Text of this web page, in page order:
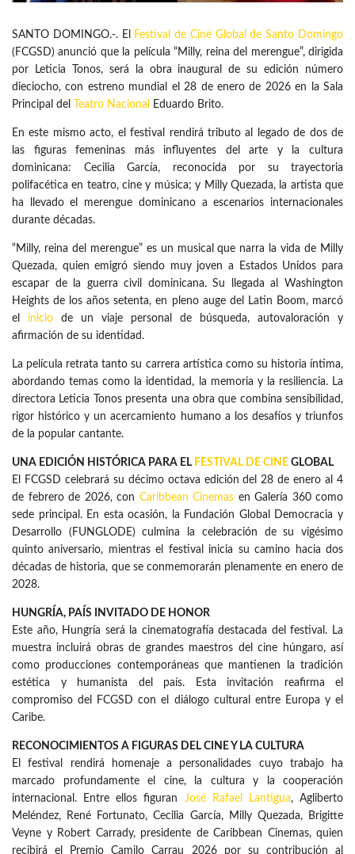
SANTO DOMINGO.-. El
Festival de Cine Global de Santo Domingo
(FCGSD) anunció que la película “Milly, reina del merengue”, dirigida
por Leticia Tonos, será la obra inaugural de su edición número
dieciocho, con estreno mundial el 28 de enero de 2026 en la Sala
Principal del
Teatro Nacional Eduardo Brito.
En este mismo acto, el festival rendirá tributo al legado de dos de
las figuras femeninas más influyentes del arte y la cultura
dominicana: Cecilia García, reconocida por su trayectoria
polifacética en teatro, cine y música; y Milly Quezada, la artista que
ha llevado el merengue dominicano a escenarios internacionales
durante décadas.
“Milly, reina del merengue” es un musical que narra la vida de Milly
Quezada, quien emigró siendo muy joven a Estados Unidos para
escapar de la guerra civil dominicana. Su llegada al Washington
Heights de los años setenta, en pleno auge del Latin Boom, marcó
el inicio de un viaje personal de búsqueda, autovaloración y
afirmación de su identidad.
La película retrata tanto su carrera artística como su historia íntima,
abordando temas como la identidad, la memoria y la resiliencia. La
directora Leticia Tonos presenta una obra que combina sensibilidad,
rigor histórico y un acercamiento humano a los desafíos y triunfos
de la popular cantante.
UNA EDICIÓN HISTÓRICA PARA EL FESTIVAL DE CINE GLOBAL
El FCGSD celebrará su décimo octava edición del 28 de enero al 4
de febrero de 2026, con Caribbean Cinemas en Galería 360 como
sede principal. En esta ocasión, la Fundación Global Democracia y
Desarrollo (FUNGLODE) culmina la celebración de su vigésimo
quinto aniversario, mientras el festival inicia su camino hacia dos
décadas de historia, que se conmemorarán plenamente en enero de
2028.
HUNGRÍA, PAÍS INVITADO DE HONOR
Este año, Hungría será la cinematografía destacada del festival. La
muestra incluirá obras de grandes maestros del cine húngaro, así
como producciones contemporáneas que mantienen la tradición
estética y humanista del país. Esta invitación reafirma el
compromiso del FCGSD con el diálogo cultural entre Europa y el
Caribe.
RECONOCIMIENTOS A FIGURAS DEL CINE Y LA CULTURA
El festival rendirá homenaje a personalidades cuyo trabajo ha
marcado profundamente el cine, la cultura y la cooperación
internacional. Entre ellos figuran José Rafael Lantigua, Agliberto
Meléndez, René Fortunato, Cecilia García, Milly Quezada, Brigitte
Veyne y Robert Carrady, presidente de Caribbean Cinemas, quien
recibirá el Premio Camilo Carrau 2026 por su contribución al